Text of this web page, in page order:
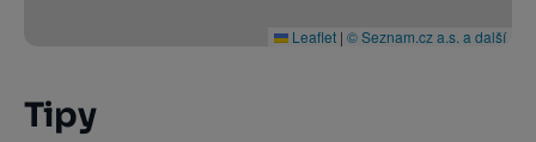
Leaflet | © Seznam.cz a.s. a další
Tipy